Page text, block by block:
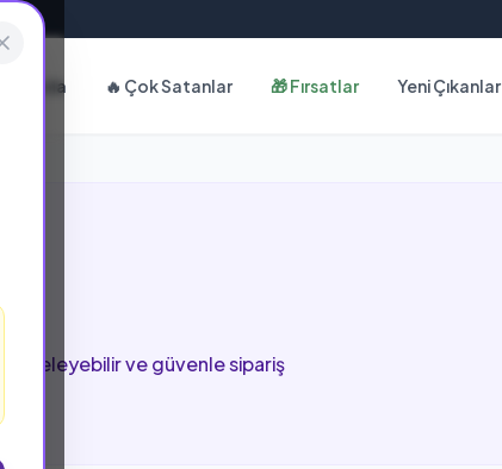
🔥 Çok Satanlar 🎁 Fırsatlar Yeni Çıkanlar
inceleyebilir ve güvenle sipariş